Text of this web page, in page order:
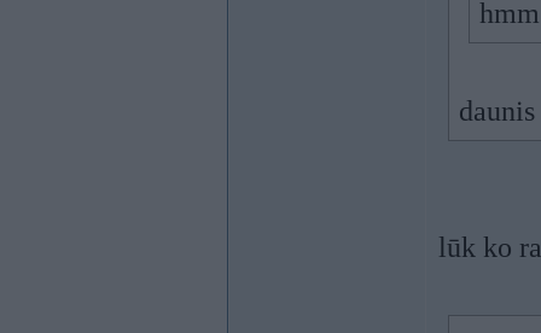
daunis
lūk ko